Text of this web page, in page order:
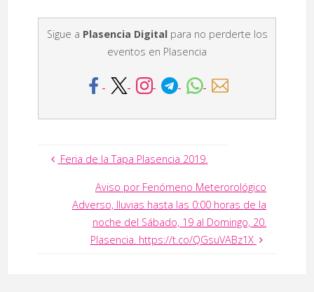
Sigue a Plasencia Digitalpara no perderte los
eventos en Plasencia
Feria de la Tapa Plasencia 2019.
Aviso por Fenómeno Meterorológico
Adverso, lluvias hasta las 0:00 horas de la
noche del Sábado, 19 al Domingo, 20.
Plasencia. https://t.co/QGsuVABz1X